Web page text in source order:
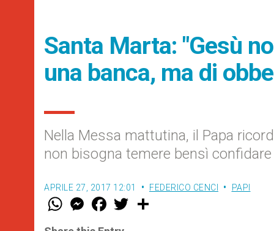
Santa Marta: "Gesù
una banca, ma di
Nella Messa mattutina, il Papa
non bisogna temere bensì
APRILE 27, 2017 12:01 FEDERICO CENCI PAPI
W M
e
F
a w